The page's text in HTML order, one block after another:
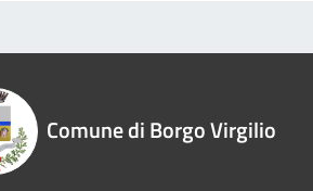
Comune di Borgo Virgilio